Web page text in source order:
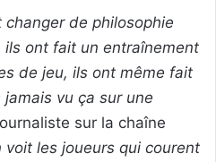
changer de philosophie
ils ont fait un entraînement
de jeu, ils ont même fait
jamais vu ça sur une
sur la chaîne
voit les joueurs qui courent